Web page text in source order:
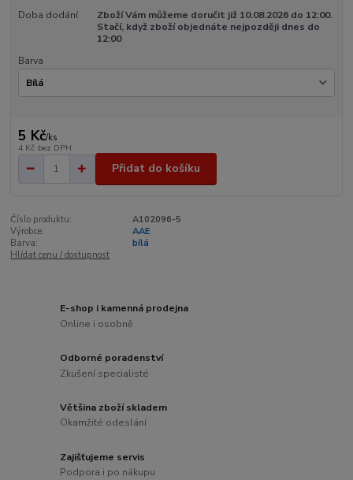
Doba dodání
Zboží Vám můžeme doručit již 10.08.2026 do 12:00.
Stačí, když zboží objednáte nejpozději dnes do
12:00
Barva
5 Kč/ks
4 Kč bez DPH
Přidat do košíku
Číslo produktu:
A102096-5
Výrobce:
AAE
Barva:
bílá
Hlídat cenu / dostupnost
E-shop i kamenná prodejna
Online i osobně
Odborné poradenství
Zkušení specialisté
Většina zboží skladem
Okamžité odeslání
Zajišťujeme servis
Podpora i po nákupu